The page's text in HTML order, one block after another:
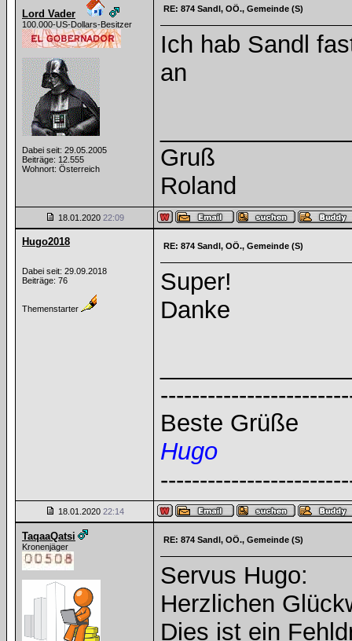
Lord Vader
100.000-US-Dollars-Besitzer
Dabei seit: 29.05.2005
Beiträge: 12.555
Wohnort: Österreich
RE: 874 Sandl, OÖ., Gemeinde (S)
Ich hab Sandl
an
Gruß
Roland
18.01.2020 22:09
Hugo2018
Dabei seit: 29.09.2018
Beiträge: 76
Themenstarter
RE: 874 Sandl, OÖ., Gemeinde (S)
Super!
Danke
Beste Grüße
Hugo
18.01.2020 22:14
TaqaaQatsi
Kronenjäger
RE: 874 Sandl, OÖ., Gemeinde (S)
Servus Hugo:
Herzlichen
Dies ist ein